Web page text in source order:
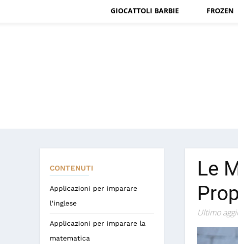
GIOCATTOLI BARBIE FROZEN
CONTENUTI
Applicazioni per imparare
l’inglese
Applicazioni per imparare la
matematica
Le
Ultimo